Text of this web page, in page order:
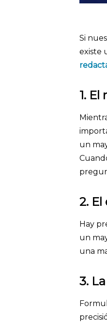
Si
existe
1.
un
2.
Hay
un
una
3.